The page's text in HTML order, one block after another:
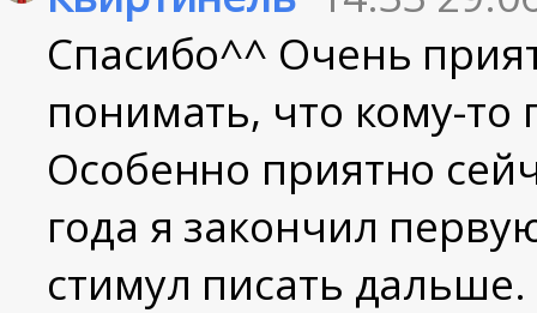
Спасибо^^ Очень
понимать, что кому-
Особенно приятно
года я закончил
стимул писать дальше.